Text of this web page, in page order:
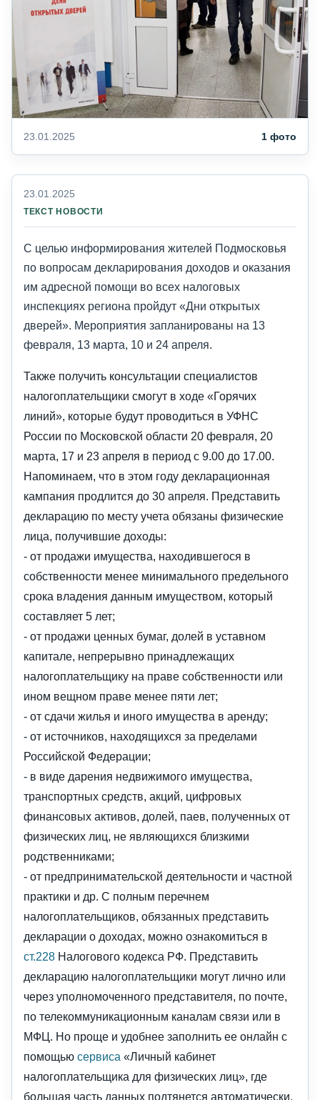
23.01.2025 1 фото
23.01.2025
ТЕКСТ НОВОСТИ
С целью информирования жителей Подмосковья
по вопросам декларирования доходов и оказания
им адресной помощи во всех налоговых
инспекциях региона пройдут «Дни открытых
дверей». Мероприятия запланированы на 13
февраля, 13 марта, 10 и 24 апреля.
Также получить консультации специалистов
налогоплательщики смогут в ходе «Горячих
линий», которые будут проводиться в УФНС
России по Московской области 20 февраля, 20
марта, 17 и 23 апреля в период с 9.00 до 17.00.
Напоминаем, что в этом году декларационная
кампания продлится до 30 апреля. Представить
декларацию по месту учета обязаны физические
лица, получившие доходы:
- от продажи имущества, находившегося в
собственности менее минимального предельного
срока владения данным имуществом, который
составляет 5 лет;
- от продажи ценных бумаг, долей в уставном
капитале, непрерывно принадлежащих
налогоплательщику на праве собственности или
ином вещном праве менее пяти лет;
- от сдачи жилья и иного имущества в аренду;
- от источников, находящихся за пределами
Российской Федерации;
- в виде дарения недвижимого имущества,
транспортных средств, акций, цифровых
финансовых активов, долей, паев, полученных от
физических лиц, не являющихся близкими
родственниками;
- от предпринимательской деятельности и частной
практики и др. С полным перечнем
налогоплательщиков, обязанных представить
декларации о доходах, можно ознакомиться в
ст.228 Налогового кодекса РФ. Представить
декларацию налогоплательщики могут лично или
через уполномоченного представителя, по почте,
по телекоммуникационным каналам связи или в
МФЦ. Но проще и удобнее заполнить ее онлайн с
помощью сервиса «Личный кабинет
налогоплательщика для физических лиц», где
большая часть данных подтянется автоматически,